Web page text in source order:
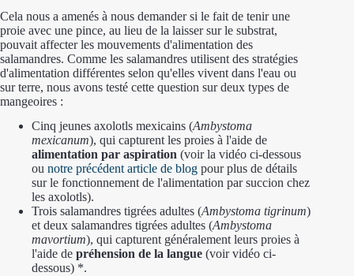
Cela nous a amenés à nous demander si le fait de tenir une
proie avec une pince, au lieu de la laisser sur le substrat,
pouvait affecter les mouvements d'alimentation des
salamandres. Comme les salamandres utilisent des stratégies
d'alimentation différentes selon qu'elles vivent dans l'eau ou
sur terre, nous avons testé cette question sur deux types de
mangeoires :
Cinq jeunes axolotls mexicains (Ambystoma
mexicanum), qui capturent les proies à l'aide de
alimentation par aspiration (voir la vidéo ci-dessous
ou notre précédent article de blog pour plus de détails
sur le fonctionnement de l'alimentation par succion chez
les axolotls).
Trois salamandres tigrées adultes (Ambystoma tigrinum)
et deux salamandres tigrées adultes (Ambystoma
mavortium), qui capturent généralement leurs proies à
l'aide de préhension de la langue (voir vidéo ci-
dessous) *.